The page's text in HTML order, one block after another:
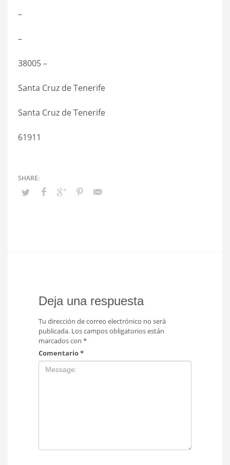
–
–
38005 –
Santa Cruz de Tenerife
Santa Cruz de Tenerife
61911
Deja una respuesta
Tu dirección de correo electrónico no será
publicada. Los campos obligatorios están
marcados con *
Comentario*